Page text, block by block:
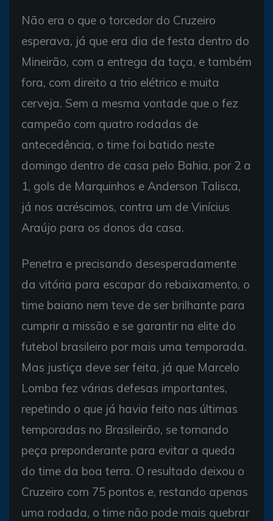
Não era o que o torcedor do Cruzeiro
esperava, já que era dia de festa dentro do
Mineirão, com a entrega da taça, e também
fora, com direito a trio elétrico e muita
cerveja. Sem a mesma vontade que o fez
campeão com quatro rodadas de
antecedência, o time foi batido neste
domingo dentro de casa pelo Bahia, por 2 a
1, gols de Marquinhos e Anderson Talisca,
já nos acréscimos, contra um de Vinícius
Araújo para os donos da casa.
Penetra e precisando desesperadamente
da vitória para escapar do rebaixamento, o
time baiano nem teve de ser brilhante para
cumprir a missão e se garantir na elite do
futebol brasileiro por mais uma temporada.
Mas justiça deve ser feita, já que Marcelo
Lomba fez várias defesas importantes,
repetindo o que já havia feito nas últimas
temporadas no Brasileirão, se tornando
peça preponderante para evitar a queda
do time da boa terra. O resultado deixou o
Cruzeiro com 75 pontos e, restando apenas
uma rodada, o time não pode mais quebrar